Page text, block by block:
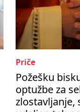
Priče
Požešku
optužbe za
zlostavljanje,